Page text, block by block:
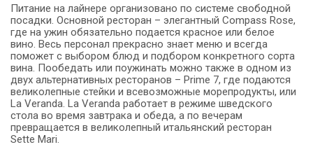
Питание на лайнере организовано по системе свободной
посадки. Основной ресторан – элегантный Compass Rose,
где на ужин обязательно подается красное или белое
вино. Весь персонал прекрасно знает меню и всегда
поможет с выбором блюд и подбором конкретного сорта
вина. Пообедать или поужинать можно также в одном из
двух альтернативных ресторанов – Prime 7, где подаются
великолепные стейки и всевозможные морепродукты, или
La Veranda. La Veranda работает в режиме шведского
стола во время завтрака и обеда, а по вечерам
превращается в великолепный итальянский ресторан
Sette Mari.